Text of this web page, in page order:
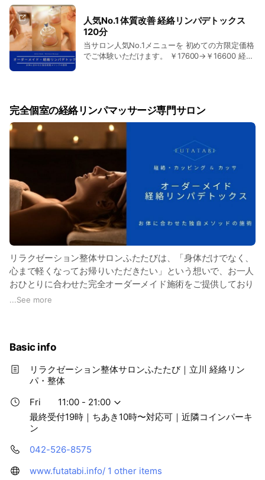
人気No.1 体質改善 経絡リンパデトックス
120分
当サロン人気No.1メニューを 初めての方限定価格
でご体験いただけます。 ￥17600→￥16600 経絡
お客様は、120分以上のコースが 1,000円OFFでご
利用いただけます。
完全個室の経絡リンパマッサージ専門サロン
リラクゼーション整体サロンふたたびは、「身体だけでなく、
心まで軽くなってお帰りいただきたい」という想いで、お一人
おひとりに合わせた完全オーダーメイド施術をご提供しており
ます。
組み合わせ、その日の体調や生活習慣、お悩みに合わせて施術
内容を組み立てます。
「どこへ行っても肩こりが改善しない」
「疲れが取れない」
「眠りが浅い」
「自律神経の乱れが気になる」
そんなお悩みを抱える方に、多くご利用いただいております。
...See more
Basic info
リラクゼーション整体サロンふたたび｜立川 経絡リン
パ・整体
Fri
11:00 - 21:00
最終受付19時｜ちあき10時〜対応可｜近隣コインパーキ
ン
042-526-8575
www.futatabi.info/ 1 other items